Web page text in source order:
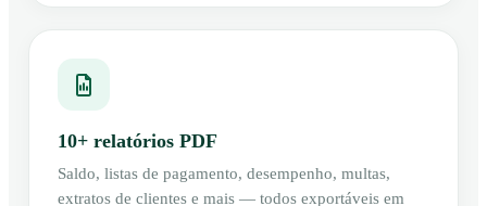
10+ relatórios PDF
Saldo, listas de pagamento, desempenho, multas,
extratos de clientes e mais — todos exportáveis em